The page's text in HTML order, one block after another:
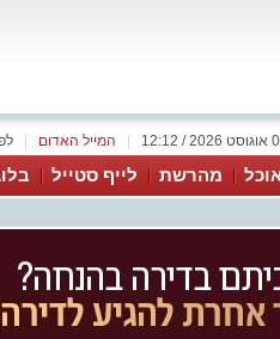
המייל האדום / 12:12
מהרשת לייף סטייל